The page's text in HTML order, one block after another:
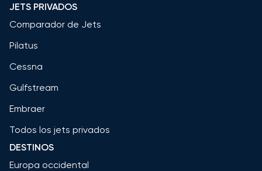
JETS PRIVADOS
Comparador de Jets
Pilatus
Cessna
Gulfstream
Embraer
Todos los jets privados
DESTINOS
Europa occidental